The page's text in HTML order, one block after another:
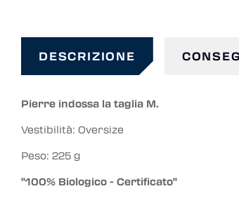
DESCRIZIONE
Pierre indossa la taglia M.
Vestibilità: Oversize
Peso: 225 g
"100% Biologico - Certificato"